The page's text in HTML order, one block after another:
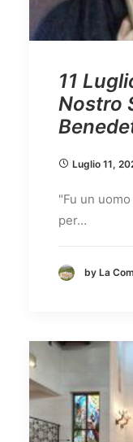
11
Nostro
Luglio 11,
"Fu un
per…
by La